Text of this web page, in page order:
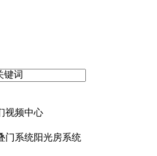
视频中心
门系统阳光房系统